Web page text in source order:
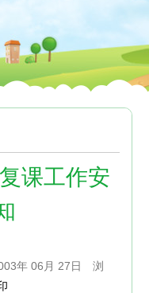
课工作安
年 06月 27日
浏